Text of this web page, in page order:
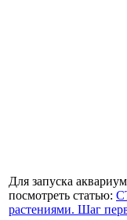
Для запуска
посмотреть статью:
растениями. Шаг